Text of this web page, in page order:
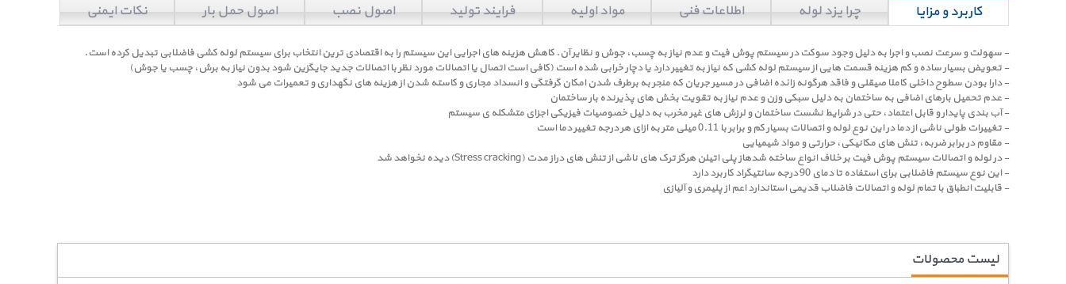
کاربرد و مزایا چرا یزد لوله اطلاعات فنی مواد اولیه فرایند تولید اصول نصب اصول حمل بار نکات ایمنی
- سهولت و سرعت نصب و اجرا به دلیل وجود سوکت در سیستم پوش فیت و عدم نیاز به چسب، جوش و نظایر آن. کاهش هزینه های اجرایی این سیستم را به اقتصادی ترین انتخاب برای سیستم لوله کشی فاضلابی تبدیل کرده است.
- تعویض بسیار ساده و کم هزینه قسمت هایی از سیستم لوله کشی که نیاز به تغییر دارد یا دچار خرابی شده است (کافی است اتصال یا اتصالات مورد نظر با اتصالات جدید جایگزین شود بدون نیاز به برش، چسب یا جوش)
- دارا بودن سطوح داخلی کاملا صیقلی و فاقد هرگونه زائده اضافی در مسیر جریان که منجر به برطرف شدن امکان گرفتگی و انسداد مجاری و کاسته شدن از هزینه های نگهداری و تعمیرات می شود
- عدم تحمیل بارهای اضافی به ساختمان به دلیل سبکی وزن و عدم نیاز به تقویت بخش های پذیرنده بار ساختمان
- آب بندی پایدار و قابل اعتماد، حتی در شرایط نشست ساختمان و لرزش های غیر مخرب به دلیل خصوصیات فیزیکی اجزای متشکله ی سیستم
- تغییرات طولی ناشی از دما در این نوع لوله و اتصالات بسیار کم و برابر با 0.11 میلی متر به ازای هر درجه تغییر دما است
- مقاوم در برابر ضربه، تنش های مکانیکی، حرارتی و مواد شیمیایی
- در لوله و اتصالات سیستم پوش فیت بر خلاف انواع ساخته شدهاز پلی اتیلن هرگز ترک های ناشی از تنش های دراز مدت (Stress cracking) دیده نخواهد شد
- این نوع سیستم فاضلابی برای استفاده تا دمای 90 درجه سانتیگراد کاربرد دارد
- قابلیت انطباق با تمام لوله و اتصالات فاضلاب قدیمی استاندارد اعم از پلیمری و آلیازی
لیست محصولات